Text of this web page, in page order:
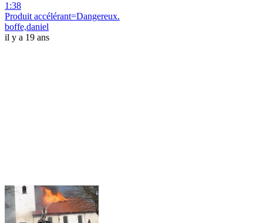
1:38
Produit accélérant=Dangereux.
boffe,daniel
il y a 19 ans